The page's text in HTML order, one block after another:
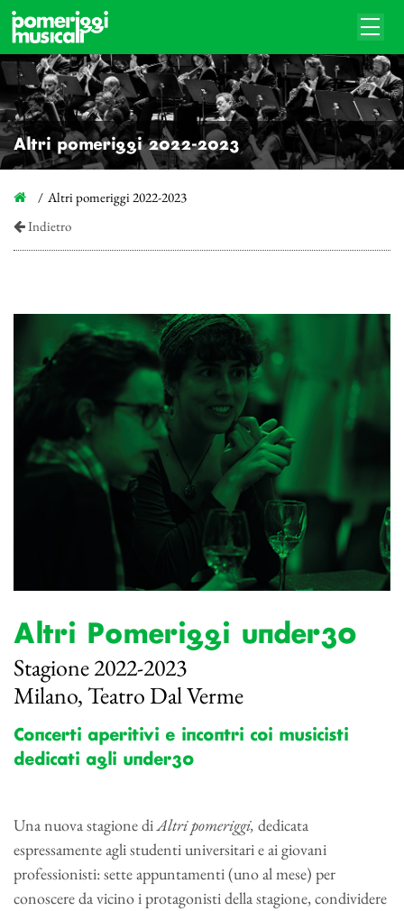
Altri pomeriggi 2022-2023
Altri pomeriggi 2022-2023
Indietro
Altri Pomeriggi under30
Stagione 2022-2023
Milano, Teatro Dal Verme
Concerti aperitivi e incontri coi musicisti
dedicati agli under30
Una nuova stagione diAltri pomeriggi, dedicata
espressamente agli studenti universitari e ai giovani
professionisti: sette appuntamenti (uno al mese) per
conoscere da vicino i protagonisti della stagione, condividere